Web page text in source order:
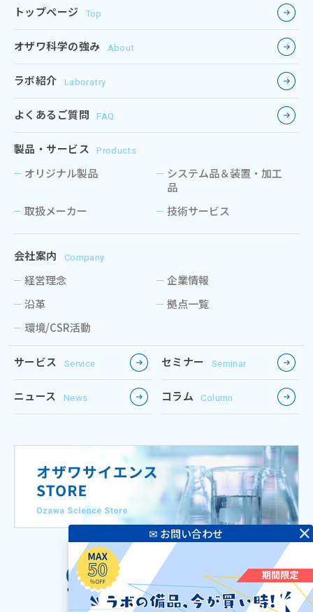
Top
トップページ
About
オザワ科学の強み
Laboratry
ラボ紹介
FAQ
よくあるご質問
Products
製品・サービス
オリジナル製品
システム品＆装置・加工
品
取扱メーカー
技術サービス
Company
会社案内
経営理念
企業情報
沿革
拠点一覧
環境/CSR活動
Service
サービス Seminar
セミナー
News
ニュース Column
コラム